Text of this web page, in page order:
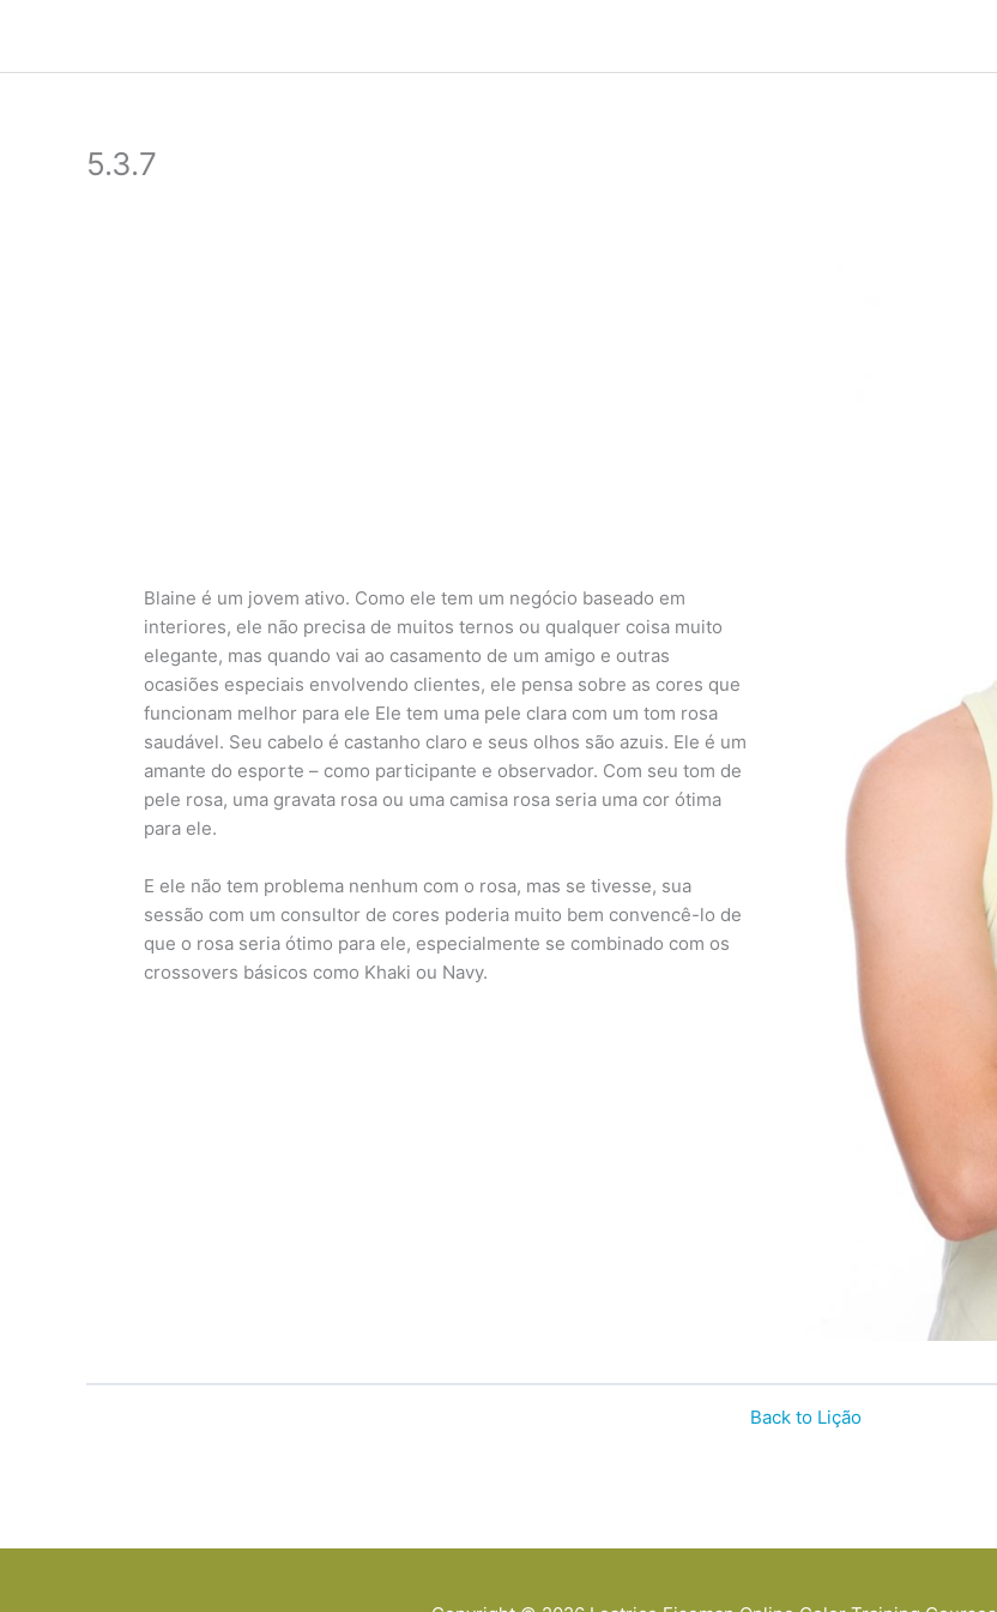
o
5.3.7
Blaine é um jovem ativo. Como ele tem um negócio baseado em
interiores, ele não precisa de muitos ternos ou qualquer coisa muito
elegante, mas quando vai ao casamento de um amigo e outras
ocasiões especiais envolvendo clientes, ele pensa sobre as cores que
funcionam melhor para ele Ele tem uma pele clara com um tom rosa
saudável. Seu cabelo é castanho claro e seus olhos são azuis. Ele é um
amante do esporte – como participante e observador. Com seu tom de
pele rosa, uma gravata rosa ou uma camisa rosa seria uma cor ótima
para ele.
E ele não tem problema nenhum com o rosa, mas se tivesse, sua
sessão com um consultor de cores poderia muito bem convencê-lo de
que o rosa seria ótimo para ele, especialmente se combinado com os
crossovers básicos como Khaki ou Navy.
Back to Lição